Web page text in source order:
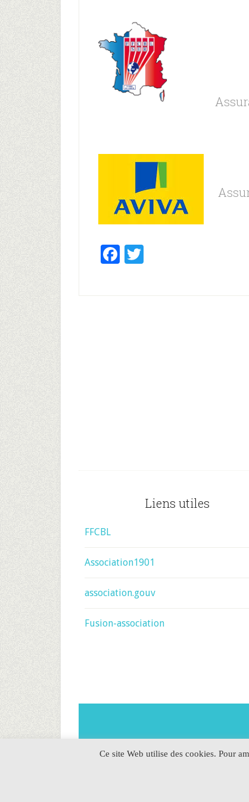
Facebook
Liens utiles
FFCBL
Association1901
association.gouv
Fusion-association
Ce site Web utilise des cookies. Pour